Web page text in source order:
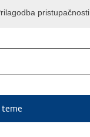
pristupačnosti
teme